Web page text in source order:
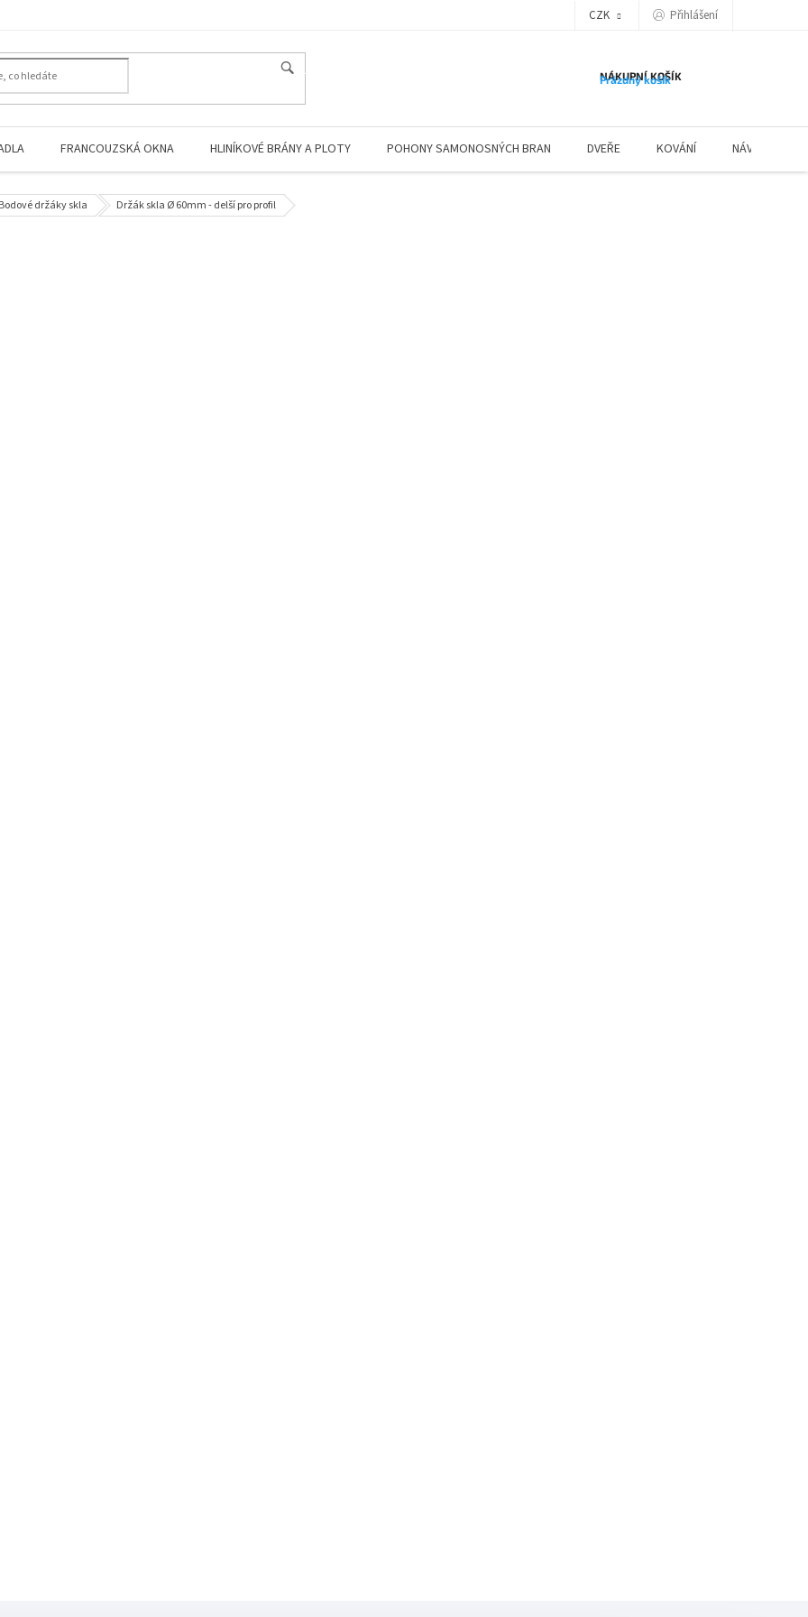
CZK Přihlášení
NÁKUPNÍ KOŠÍK
Prázdný košík
FRANCOUZSKÁ OKNA HLINÍKOVÉ BRÁNY A PLOTY POHONY SAMONOSNÝCH BRAN DVEŘE KOVÁNÍ NÁVODY
držáky skla Držák skla Ø 60mm - delší pro profil